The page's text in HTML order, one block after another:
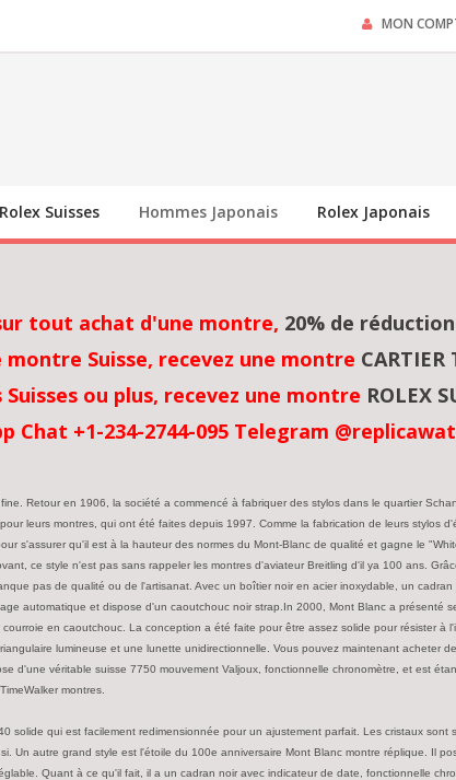
MON
Rolex Suisses Hommes Japonais Rolex Japonais
tout achat d'une montre, 20% de réduction
montre Suisse, recevez une montre CARTIER
ou plus, recevez une montre ROLEX
Chat +1-234-2744-095 Telegram
Retour en 1906, la société a commencé à fabriquer des stylos dans le quartier
leurs montres, qui ont été faites depuis 1997. Comme la fabrication de leurs stylos
s'assurer qu'il est à la hauteur des normes du Mont-Blanc de qualité et gagne le
ce style n'est pas sans rappeler les montres d'aviateur Breitling d'il ya 100 ans.
pas de qualité ou de l'artisanat. Avec un boîtier noir en acier inoxydable, un
automatique et dispose d'un caoutchouc noir strap.In 2000, Mont Blanc a présenté
en caoutchouc. La conception a été faite pour être assez solide pour résister
lumineuse et une lunette unidirectionnelle. Vous pouvez maintenant acheter
d'une véritable suisse 7750 mouvement Valjoux, fonctionnelle chronomètre, et est
montres.
qui est facilement redimensionnée pour un ajustement parfait. Les cristaux
Un autre grand style est l'étoile du 100e anniversaire Mont Blanc montre réplique. Il
Quant à ce qu'il fait, il a un cadran noir avec indicateur de date, fonctionnelle